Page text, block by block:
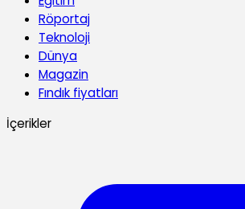
Röportaj
Teknoloji
Dünya
Magazin
Fındık fiyatları
İçerikler